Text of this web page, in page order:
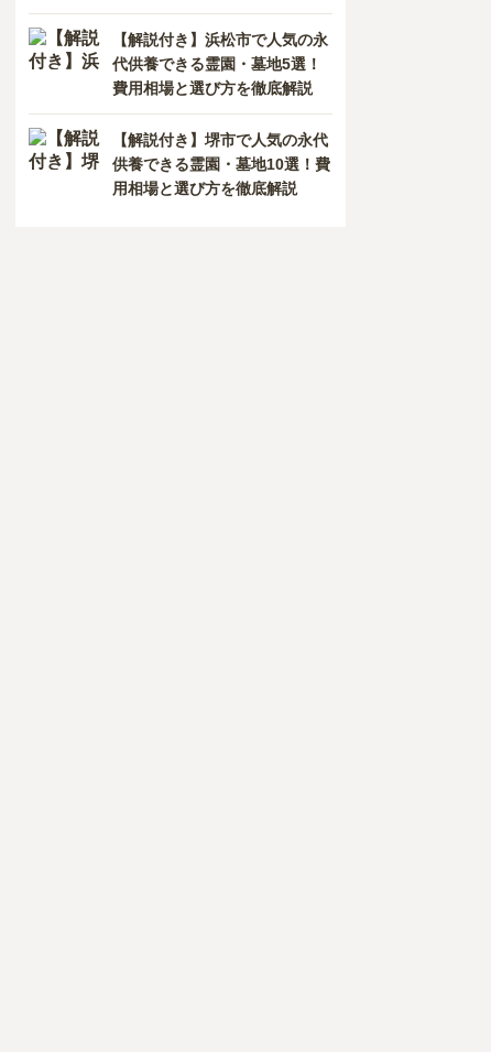
【解説付き】浜松市で人気の永
代供養できる霊園・墓地5選！
費用相場と選び方を徹底解説
【解説付き】堺市で人気の永代
供養できる霊園・墓地10選！費
用相場と選び方を徹底解説